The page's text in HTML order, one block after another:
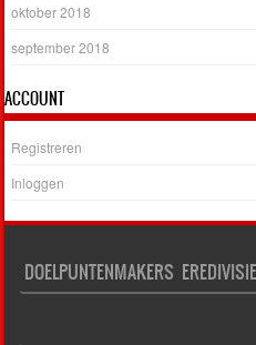
oktober 2018
september 2018
ACCOUNT
Registreren
Inloggen
DOELPUNTENMAKERS